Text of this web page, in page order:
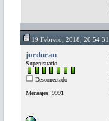
19 Febrero, 2018, 20:54:31
jorduran
Superusuario
Desconectado
Mensajes: 9991